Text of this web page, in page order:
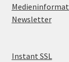
Newsletter
Instant SSL